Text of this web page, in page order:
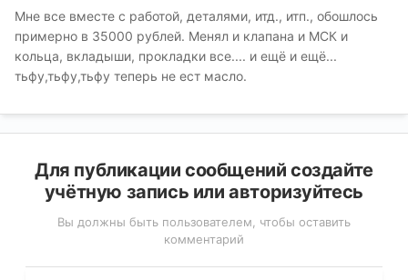
Мне все вместе с работой, деталями, итд., итп., обошлось
примерно в 35000 рублей. Менял и клапана и МСК и
кольца, вкладыши, прокладки все.... и ещё и ещё...
тьфу,тьфу,тьфу теперь не ест масло.
Для публикации сообщений создайте
учётную запись или авторизуйтесь
Вы должны быть пользователем, чтобы оставить
комментарий